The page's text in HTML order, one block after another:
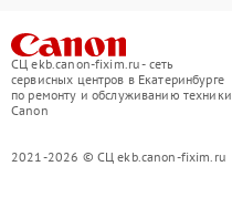
СЦ ekb.canon-fixim.ru - сеть
сервисных центров в Екатеринбурге
по ремонту и обслуживанию техники
Canon
2021-2026 © СЦ ekb.canon-fixim.ru